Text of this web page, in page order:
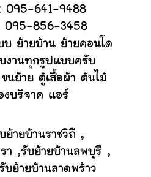
095-641-9488
095-856-3458
บ ย้ายบ้าน ย้ายคอนโด
งานทุกรูปแบบครับ
นย้าย ตู้เสื้อผ้า ต้นไม้
งบริจาค แอร์
ย้ายบ้านราชวิถี ,
า ,รับย้ายบ้านลพบุรี ,
บย้ายบ้านลาดพร้าว